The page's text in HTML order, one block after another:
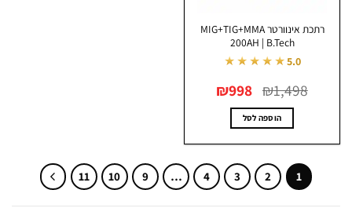
רתכת אינוורטר MIG+TIG+MMA
200AH | B.Tech
★★★★★
₪1,498 המקורי
היה:
₪1,498.
₪ 998 הנוכחי
הוא:
₪998.
הוספה לסל
2
3
4
…
9
10
11